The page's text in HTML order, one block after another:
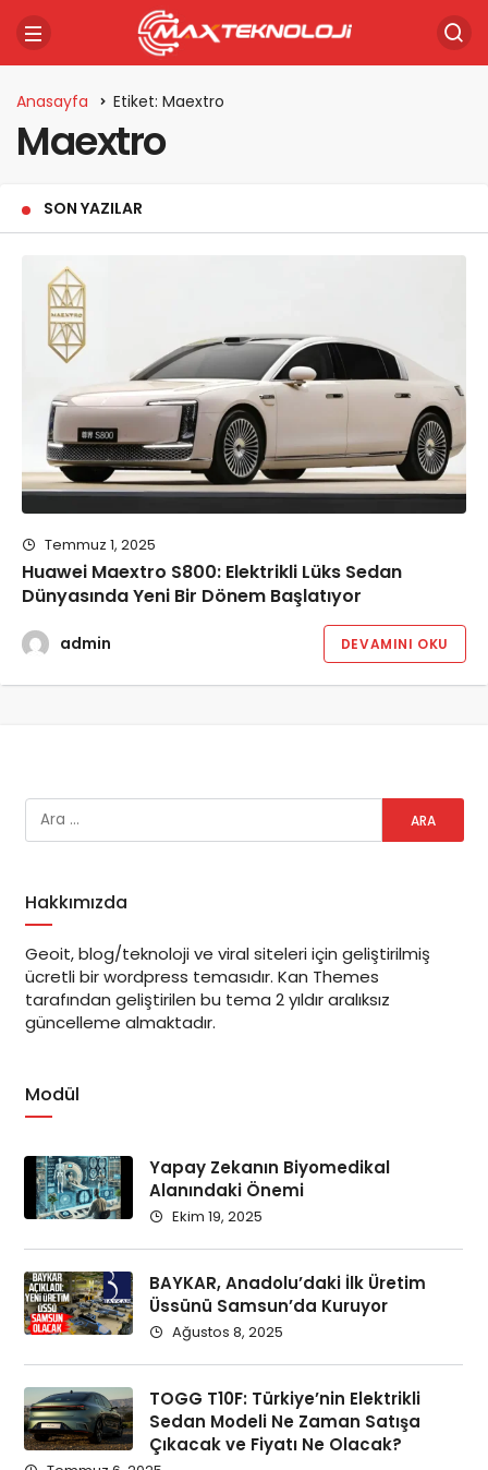
Anasayfa Etiket: Maextro
Maextro
SON YAZILAR
Temmuz 1, 2025
Huawei Maextro S800: Elektrikli Lüks Sedan
Dünyasında Yeni Bir Dönem Başlatıyor
admin DEVAMINI OKU
Hakkımızda
Geoit, blog/teknoloji ve viral siteleri için geliştirilmiş
ücretli bir wordpress temasıdır. Kan Themes
tarafından geliştirilen bu tema 2 yıldır aralıksız
güncelleme almaktadır.
Modül
Yapay Zekanın Biyomedikal
Alanındaki Önemi
Ekim 19, 2025
BAYKAR, Anadolu’daki İlk Üretim
Üssünü Samsun’da Kuruyor
Ağustos 8, 2025
TOGG T10F: Türkiye’nin Elektrikli
Sedan Modeli Ne Zaman Satışa
Çıkacak ve Fiyatı Ne Olacak?